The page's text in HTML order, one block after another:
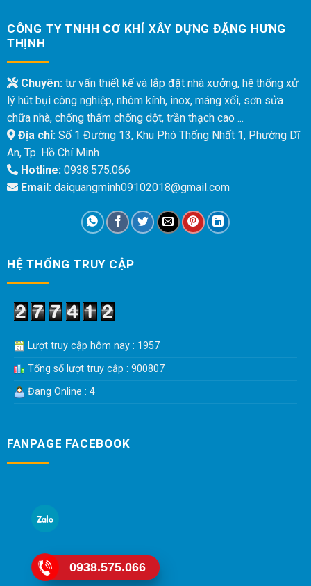
CÔNG TY TNHH CƠ KHÍ XÂY DỰNG ĐẶNG HƯNG
THỊNH
Chuyên:tư vấn thiết kế và lắp đặt nhà xưởng, hệ thống xử
lý hút bụi công nghiệp, nhôm kính, inox, máng xối, sơn sửa
chữa nhà, chống thấm chống dột, trần thạch cao ...
Địa chỉ:Số 1 Đường 13, Khu Phó Thống Nhất 1, Phường Dĩ
An, Tp. Hồ Chí Minh
Hotline:0938.575.066
Email:daiquangminh09102018@gmail.com
HỆ THỐNG TRUY CẬP
Lượt truy cập hôm nay : 1957
Tổng số lượt truy cập : 900807
Đang Online : 4
FANPAGE FACEBOOK
0938.575.066